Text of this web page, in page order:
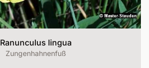
Ranunculus lingua
Zungenhahnenfuß